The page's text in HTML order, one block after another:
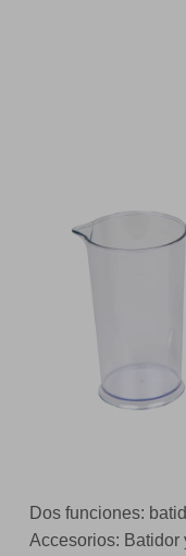
Dos funciones:
Accesorios: